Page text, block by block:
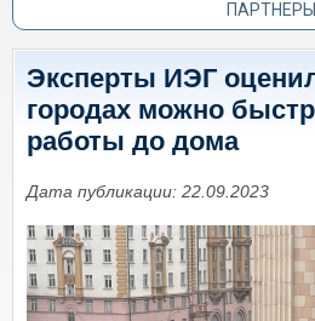
ПАРТНЕРЫ
Эксперты ИЭГ
городах можно
работы до дома
Дата публикации: 22.09.2023